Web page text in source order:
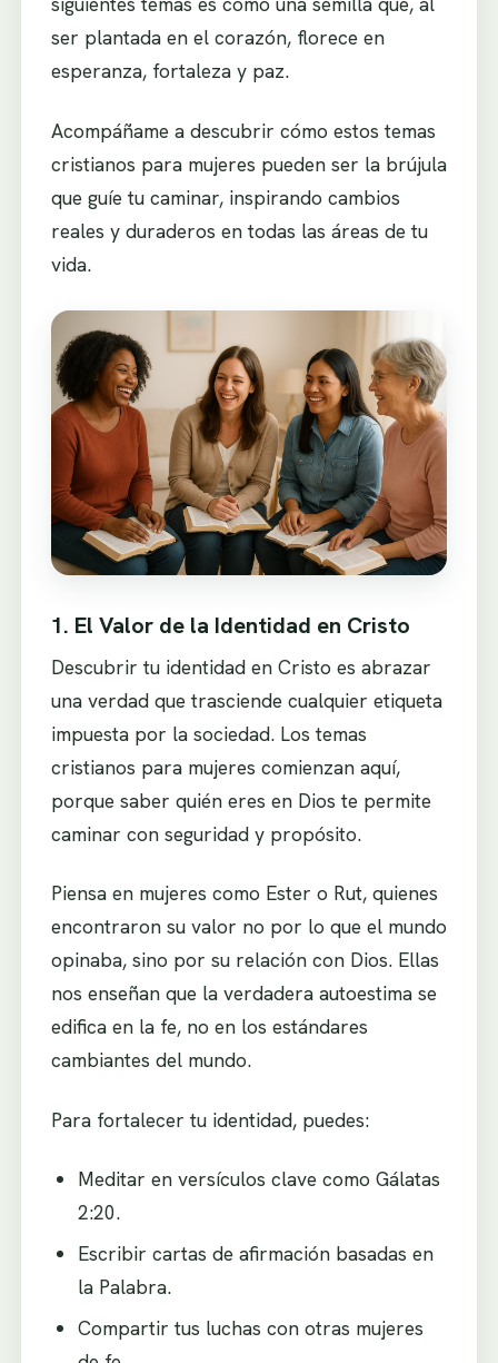
ser plantada en el corazón, florece en
esperanza, fortaleza y paz.
Acompáñame a descubrir cómo estos temas
cristianos para mujeres pueden ser la brújula
que guíe tu caminar, inspirando cambios
reales y duraderos en todas las áreas de tu
vida.
1. El Valor de la Identidad en Cristo
Descubrir tu identidad en Cristo es abrazar
una verdad que trasciende cualquier etiqueta
impuesta por la sociedad. Los temas
cristianos para mujeres comienzan aquí,
porque saber quién eres en Dios te permite
caminar con seguridad y propósito.
Piensa en mujeres como Ester o Rut, quienes
encontraron su valor no por lo que el mundo
opinaba, sino por su relación con Dios. Ellas
nos enseñan que la verdadera autoestima se
edifica en la fe, no en los estándares
cambiantes del mundo.
Para fortalecer tu identidad, puedes:
Meditar en versículos clave como Gálatas
2:20.
Escribir cartas de afirmación basadas en
la Palabra.
Compartir tus luchas con otras mujeres